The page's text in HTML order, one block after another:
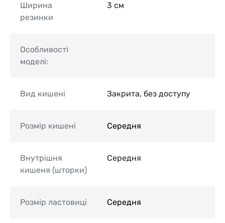
Ширина
резинки
3 см
Особливості
моделі:
Вид кишені Закрита, без доступу
Розмір кишені Середня
Внутрішня
кишеня (шторки)
Середня
Розмір ластовиці Середня